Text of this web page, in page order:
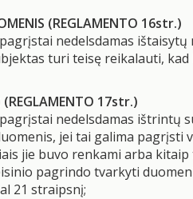
(REGLAMENTO 16str.)
nedelsdamas
turi teisę reikalauti,
(REGLAMENTO 17str.)
nedelsdamas ištrintų
jei tai galima pagrįsti
jie buvo renkami arba kitaip
pagrindo tvarkyti
21 straipsnį;